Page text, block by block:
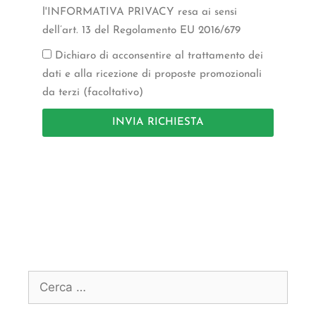
l'INFORMATIVA PRIVACY resa ai sensi
dell’art. 13 del Regolamento EU 2016/679
Dichiaro di acconsentire al trattamento dei
dati e alla ricezione di proposte promozionali
da terzi (facoltativo)
INVIA RICHIESTA